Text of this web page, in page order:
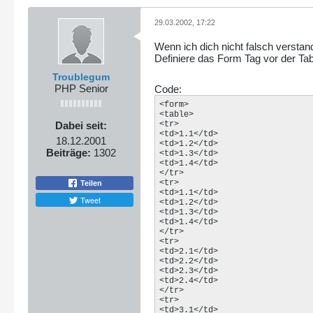
Troublegum
PHP Senior
Dabei seit:
18.12.2001
Beiträge: 1302
Teilen
Tweet
29.03.2002, 17:22
Wenn ich dich nicht falsch
Definiere das Form Tag vor der
Code:
<form>
<table>
<tr>
<td>1.1</td>
<td>1.2</td>
<td>1.3</td>
<td>1.4</td>
</tr>
<tr>
<td>1.1</td>
<td>1.2</td>
<td>1.3</td>
<td>1.4</td>
</tr>
<tr>
<td>2.1</td>
<td>2.2</td>
<td>2.3</td>
<td>2.4</td>
</tr>
<tr>
<td>3.1</td>